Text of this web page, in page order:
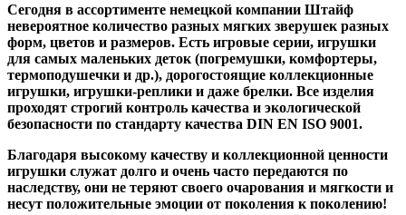
Сегодня в ассортименте немецкой компании Штайф
невероятное количество разных мягких зверушек разных
форм, цветов и размеров. Есть игровые серии, игрушки
для самых маленьких деток (погремушки, комфортеры,
термоподушечки и др.), дорогостоящие коллекционные
игрушки, игрушки-реплики и даже брелки. Все изделия
проходят строгий контроль качества и экологической
безопасности по стандарту качества DIN EN ISO 9001.
Благодаря высокому качеству и коллекционной ценности
игрушки служат долго и очень часто передаются по
наследству, они не теряют своего очарования и мягкости и
несут положительные эмоции от поколения к поколению!